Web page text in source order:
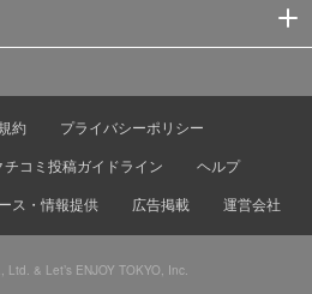
約
プライバシーポリシー
チコミ投稿ガイドライン
ヘルプ
ス・情報提供 広告掲載 運営会社
Ltd. & Let’s ENJOY TOKYO, Inc.